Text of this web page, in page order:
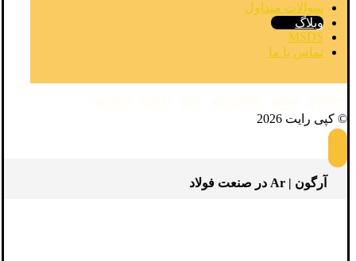
سوالات متداول
وبلاگ
MSDS
تماس با ما
© کپی رایت 2026
آرگون | Ar در صنعت فولاد